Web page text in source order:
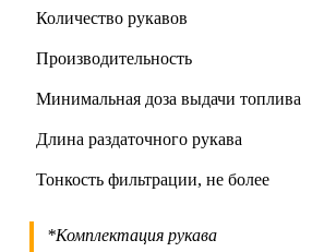
Количество рукавов
Производительность
Минимальная доза выдачи топлива
Длина раздаточного рукава
Тонкость фильтрации, не более
*Комплектация рукава